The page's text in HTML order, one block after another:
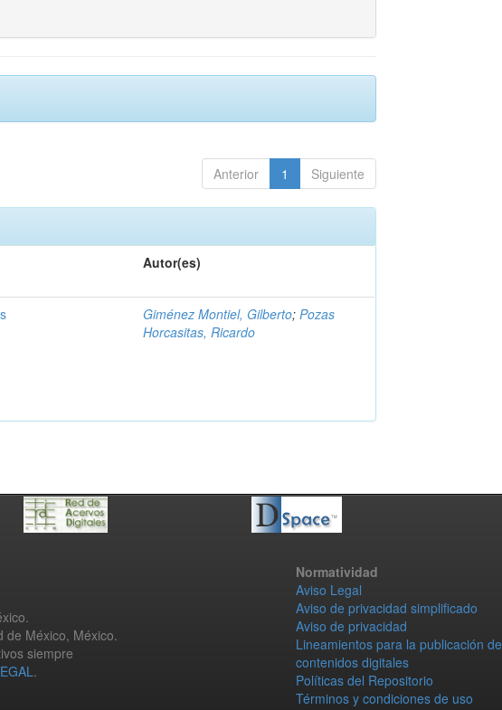
Anterior 1 Siguiente
Autor(es)
Giménez Montiel, Gilberto;Pozas
Horcasitas, Ricardo
de México, México.
siempre
.
Normatividad
Aviso Legal
Aviso de privacidad simplificado
Aviso de privacidad
Lineamientos para la publicación de
contenidos digitales
Políticas del Repositorio
Términos y condiciones de uso